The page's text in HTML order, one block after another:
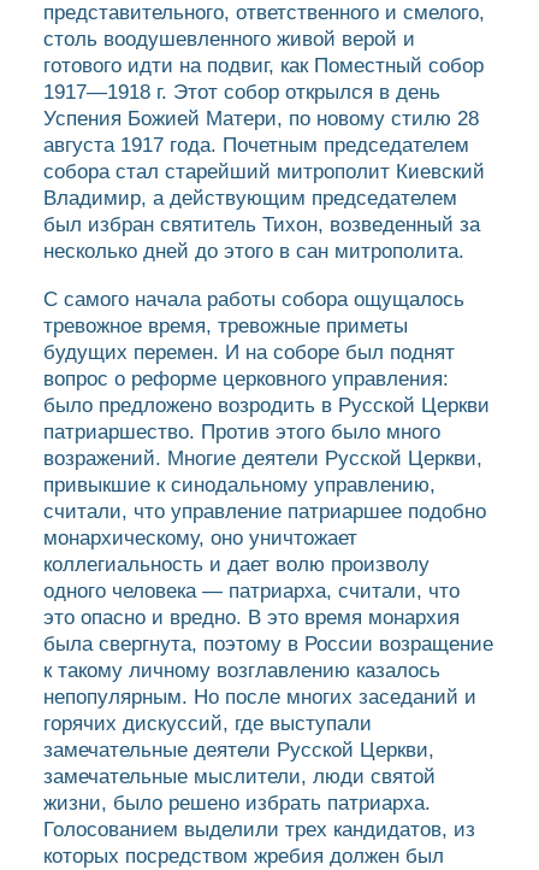
представительного, ответственного и смелого,
столь воодушевленного живой верой и
готового идти на подвиг, как Поместный собор
1917—1918 г. Этот собор открылся в день
Успения Божией Матери, по новому стилю 28
августа 1917 года. Почетным председателем
собора стал старейший митрополит Киевский
Владимир, а действующим председателем
был избран святитель Тихон, возведенный за
несколько дней до этого в сан митрополита.
С самого начала работы собора ощущалось
тревожное время, тревожные приметы
будущих перемен. И на соборе был поднят
вопрос о реформе церковного управления:
было предложено возродить в Русской Церкви
патриаршество. Против этого было много
возражений. Многие деятели Русской Церкви,
привыкшие к синодальному управлению,
считали, что управление патриаршее подобно
монархическому, оно уничтожает
коллегиальность и дает волю произволу
одного человека — патриарха, считали, что
это опасно и вредно. В это время монархия
была свергнута, поэтому в России возращение
к такому личному возглавлению казалось
непопулярным. Но после многих заседаний и
горячих дискуссий, где выступали
замечательные деятели Русской Церкви,
замечательные мыслители, люди святой
жизни, было решено избрать патриарха.
Голосованием выделили трех кандидатов, из
которых посредством жребия должен был